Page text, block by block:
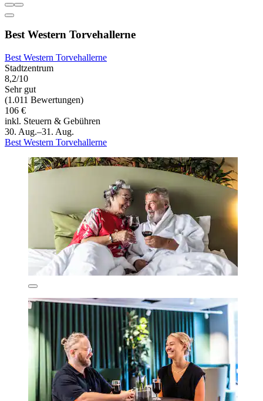
Best Western Torvehallerne
Best Western Torvehallerne
Stadtzentrum
8,2/10
Sehr gut
(1.011 Bewertungen)
106 €
inkl. Steuern & Gebühren
30. Aug.–31. Aug.
Best Western Torvehallerne